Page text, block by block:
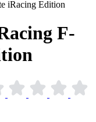
iRacing Edition
F-